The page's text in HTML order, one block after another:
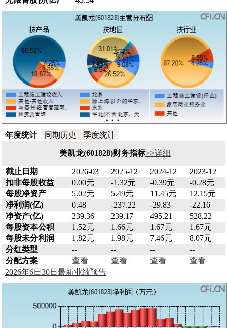
年度统计 同期历史 季度统计
美凯龙(601828)财务指标>>详细
截止日期 2026-03 2025-12 2024-12
2023-12
扣非每股收益
0.00元 -1.32元 -0.39元
-0.28元
每股净资产
5.02元 5.49元 11.45元
12.15元
净利润(亿)
0.48 -237.22 -29.83
-22.16
净资产(亿)
239.36 239.17 495.21
528.22
每股资本公积
1.52元 1.66元 1.67元
1.67元
每股未分利润
1.82元 1.98元 7.46元
8.07元
分红类型
-- -- --
--
分配方案
查看 查看 查看
查看
2026年6日30日最新业绩预告